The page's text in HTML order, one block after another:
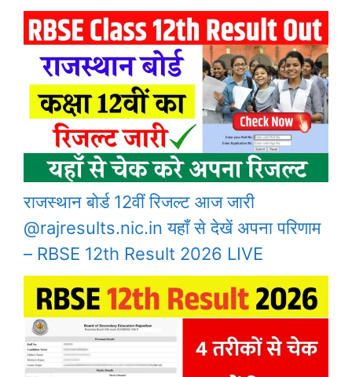
राजस्थान बोर्ड 12वीं रिजल्ट आज जारी
@rajresults.nic.in यहाँ से देखें अपना परिणाम
– RBSE 12th Result 2026 LIVE